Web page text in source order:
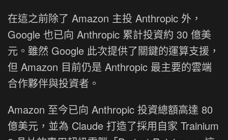
在這之前除了 Amazon 主投 Anthropic 外，
Google 也已向 Anthropic 累計投資約 30 億美
元。雖然 Google 此次提供了關鍵的運算支援，
但 Amazon 目前仍是 Anthropic 最主要的雲端
合作夥伴與投資者。
Amazon 至今已向 Anthropic 投資總額高達 80
億美元，並為 Claude 打造了採用自家 Trainium